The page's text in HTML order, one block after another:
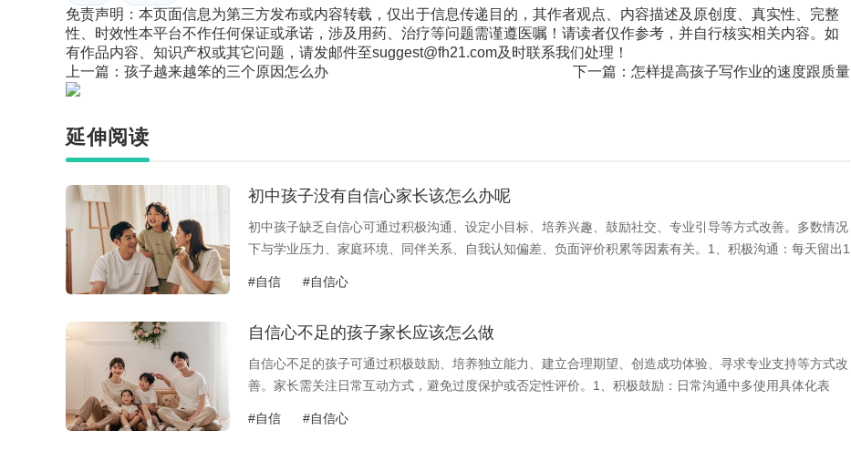
免责声明：本页面信息为第三方发布或内容转载，仅出于信息传递目的，其作者观点、内容描述及原创度、真实性、完整
性、时效性本平台不作任何保证或承诺，涉及用药、治疗等问题需谨遵医嘱！请读者仅作参考，并自行核实相关内容。如
有作品内容、知识产权或其它问题，请发邮件至suggest@fh21.com及时联系我们处理！
上一篇： 孩子越来越笨的三个原因怎么办 下一篇： 怎样提高孩子写作业的速度跟质量
延伸阅读
初中孩子没有自信心家长该怎么办呢
初中孩子缺乏自信心可通过积极沟通、设定小目标、培养兴趣、鼓励社交、专业引导等方式改善。多数情况
下与学业压力、家庭环境、同伴关系、自我认知偏差、负面评价积累等因素有关。1、积极沟通：每天留出1
#自信 #自信心
自信心不足的孩子家长应该怎么做
自信心不足的孩子可通过积极鼓励、培养独立能力、建立合理期望、创造成功体验、寻求专业支持等方式改
善。家长需关注日常互动方式，避免过度保护或否定性评价。1、积极鼓励：日常沟通中多使用具体化表
#自信 #自信心